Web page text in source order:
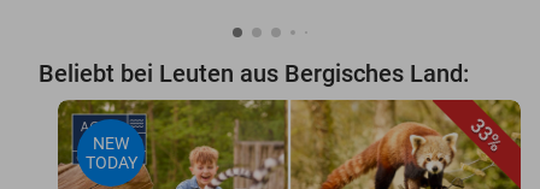
Beliebt bei Leuten aus Bergisches Land:
33%
NEW
TODAY